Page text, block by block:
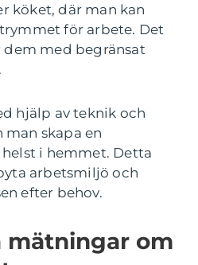
köket, där man kan
för arbete. Det
dem med begränsat
hjälp av teknik och
man skapa en
i hemmet. Detta
arbetsmiljö och
efter behov.
mätningar om